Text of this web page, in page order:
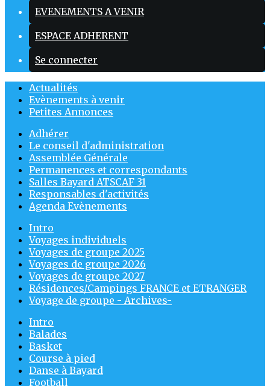
EVENEMENTS A VENIR
ESPACE ADHERENT
Se connecter
Actualités
Evènements à venir
Petites Annonces
Adhérer
Le conseil d'administration
Assemblée Générale
Permanences et correspondants
Salles Bayard ATSCAF 31
Responsables d'activités
Agenda Evènements
Intro
Voyages individuels
Voyages de groupe 2025
Voyages de groupe 2026
Voyages de groupe 2027
Résidences/Campings FRANCE et ETRANGER
Voyage de groupe - Archives-
Intro
Balades
Basket
Course à pied
Danse à Bayard
Football